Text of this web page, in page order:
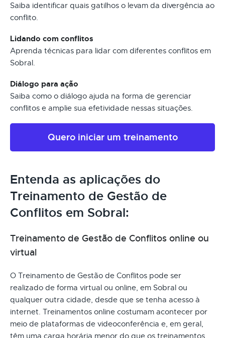
Saiba identificar quais gatilhos o levam da divergência ao
conflito.
Lidando com conflitos
Aprenda técnicas para lidar com diferentes conflitos em
Sobral.
Diálogo para ação
Saiba como o diálogo ajuda na forma de gerenciar
conflitos e amplie sua efetividade nessas situações.
Quero iniciar um treinamento
Entenda as aplicações do
Treinamento de Gestão de
Conflitos em Sobral:
Treinamento de Gestão de Conflitos online ou
virtual
O Treinamento de Gestão de Conflitos pode ser
realizado de forma virtual ou online, em Sobral ou
qualquer outra cidade, desde que se tenha acesso à
internet. Treinamentos online costumam acontecer por
meio de plataformas de videoconferência e, em geral,
têm uma carga horária menor do que os treinamentos